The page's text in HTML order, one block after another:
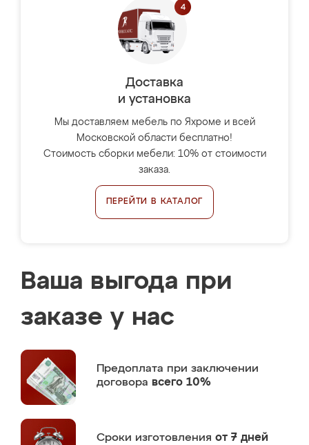
Доставка
и установка
Мы доставляем мебель по Яхроме и всей
Московской области бесплатно!
Стоимость сборки мебели: 10% от стоимости
заказа.
ПЕРЕЙТИ В КАТАЛОГ
Ваша выгода при
заказе у нас
Предоплата при заключении
договора всего 10%
Сроки изготовления от 7 дней